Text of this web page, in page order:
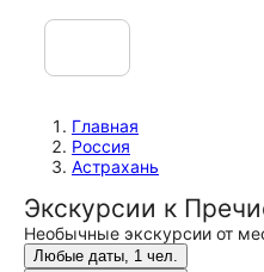
Главная
Россия
Астрахань
Экскурсии к
Необычные экскурсии от
Любые даты, 1 чел.